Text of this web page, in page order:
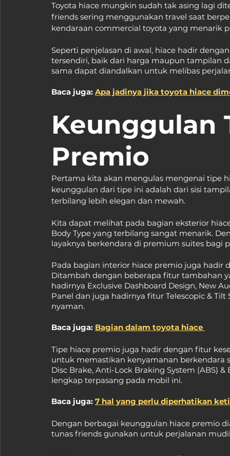
Toyota hiace mungkin sudah tak asing lagi
friends sering menggunakan travel saat
kendaraan commercial toyota yang menarik
Seperti penjelasan di awal, hiace hadir
tersendiri, baik dari harga maupun tampilan
sama dapat diandalkan untuk melibas
Baca juga: Apa jadinya jika toyota hiace
Keunggulan
Premio
Pertama kita akan mengulas mengenai tipe
keunggulan dari tipe ini adalah dari sisi
terbilang lebih elegan dan mewah.
Kita dapat melihat pada bagian eksterior
Body Type yang terbilang sangat menarik.
layaknya berkendara di premium suites bagi
Pada bagian interior hiace premio juga
Ditambah dengan beberapa fitur tambahan
hadirnya Exclusive Dashboard Design, New
Panel dan juga hadirnya fitur Telescopic &
nyaman.
Baca juga: Bagian dalam toyota hiace
Tipe hiace premio juga hadir dengan fitur
untuk memastikan kenyamanan berkendara
Disc Brake, Anti-Lock Braking System (ABS)
lengkap terpasang pada mobil ini.
Baca juga: 7 hal yang perlu diperhatikan
Dengan berbagai keunggulan hiace premio
tunas friends gunakan untuk perjalanan